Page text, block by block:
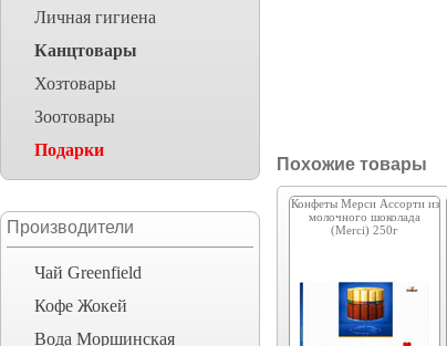
Личная гигиена
Канцтовары
Хозтовары
Зоотовары
Подарки
Производители
Чай Greenfield
Кофе Жокей
Вода Моршинская
Похожие товары
Конфеты Мерси Ассорти из
молочного шоколада
(Merci) 250г